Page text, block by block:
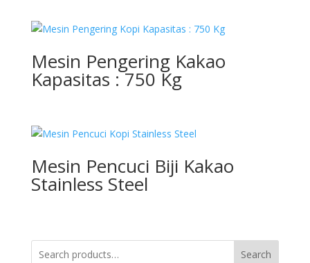
Mesin Pengering Kakao
Kapasitas : 750 Kg
Mesin Pencuci Biji Kakao
Stainless Steel
Search